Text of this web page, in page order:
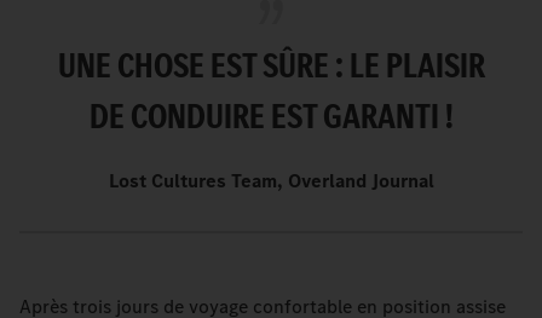
UNE CHOSE EST SÛRE : LE PLAISIR
DE CONDUIRE EST GARANTI !
Lost Cultures Team, Overland Journal
Après trois jours de voyage confortable en position assise